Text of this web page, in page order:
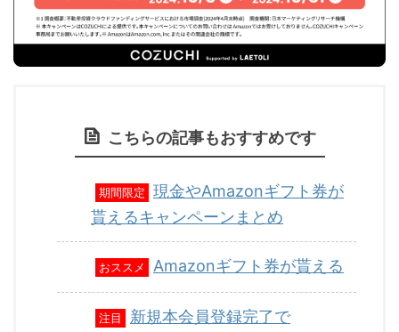
こちらの記事もおすすめです
期間限定
現金やAmazonギフト券が
貰えるキャンペーンまとめ
おススメ Amazonギフト券が貰える
注目
新規本会員登録完了で